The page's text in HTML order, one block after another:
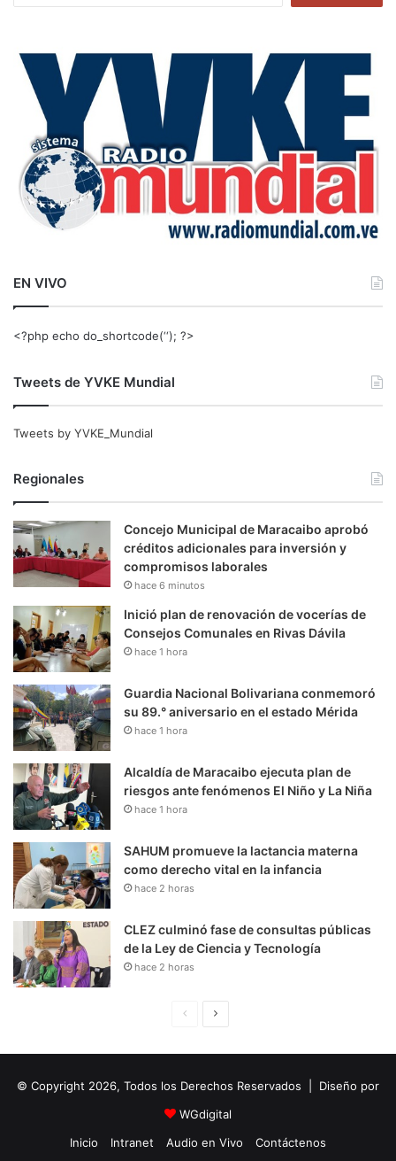
a
EN VIVO
<?php echo do_shortcode(‘‘); ?>
Tweets de YVKE Mundial
Tweets by YVKE_Mundial
Regionales
Concejo Municipal de Maracaibo aprobó
créditos adicionales para inversión y
compromisos laborales
hace 6 minutos
Inició plan de renovación de vocerías de
Consejos Comunales en Rivas Dávila
hace 1 hora
Guardia Nacional Bolivariana conmemoró
su 89.° aniversario en el estado Mérida
hace 1 hora
Alcaldía de Maracaibo ejecuta plan de
riesgos ante fenómenos El Niño y La Niña
hace 1 hora
SAHUM promueve la lactancia materna
como derecho vital en la infancia
hace 2 horas
CLEZ culminó fase de consultas públicas
de la Ley de Ciencia y Tecnología
hace 2 horas
i
n
a
u
i
e
© Copyright 2026, Todos los Derechos Reservados | Diseño por
WGdigital
Inicio
Intranet Audio en Vivo Contáctenos